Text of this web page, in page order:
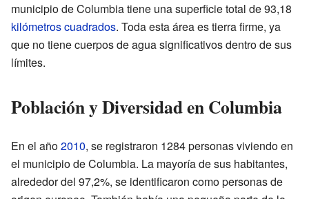
municipio de Columbia tiene una superficie total de 93,18
kilómetros cuadrados. Toda esta área es tierra firme, ya
que no tiene cuerpos de agua significativos dentro de sus
límites.
Población y Diversidad en Columbia
En el año2010, se registraron 1284 personas viviendo en
el municipio de Columbia. La mayoría de sus habitantes,
alrededor del 97,2%, se identificaron como personas de